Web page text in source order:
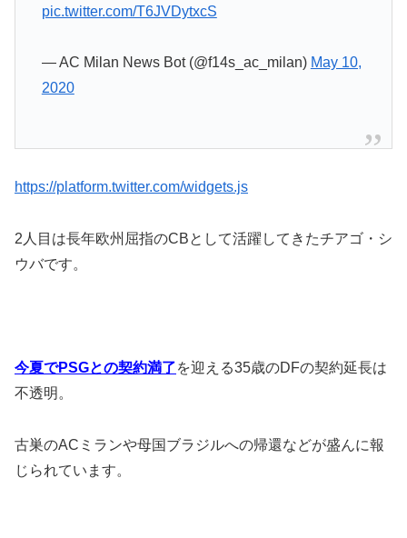
pic.twitter.com/T6JVDytxcS
— AC Milan News Bot (@f14s_ac_milan) May 10,
2020
https://platform.twitter.com/widgets.js
2人目は長年欧州屈指のCBとして活躍してきたチアゴ・シ
ウバです。
今夏でPSGとの契約満了を迎える35歳のDFの契約延長は
不透明。
古巣のACミランや母国ブラジルへの帰還などが盛んに報
じられています。